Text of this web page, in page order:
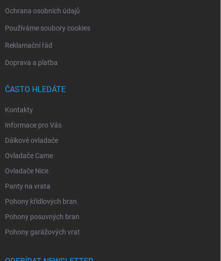
Ochrana osobních údajů
Používáme soubory cookies
Reklamační řád
Doprava a platba
ČASTO HLEDÁTE
Kontakty
Informace pro Vás
Dálkové ovladače
Ovladače Came
Ovladače Nice
Panty na vrata
Pohony křídlových bran
Pohony posuvných bran
Pohony garážových vrat